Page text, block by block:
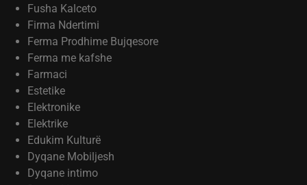
Fusha Kalceto
Firma Ndertimi
Ferma Prodhime Bujqesore
Ferma me kafshe
Farmaci
Estetike
Elektronike
Elektrike
Edukim Kulturë
Dyqane Mobiljesh
Dyqane intimo